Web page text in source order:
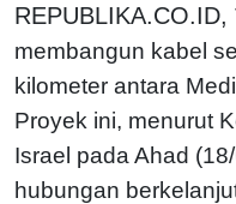
REPUBLIKA.CO.ID,
membangun kabel
kilometer antara
Proyek ini, menurut
Israel pada Ahad
hubungan